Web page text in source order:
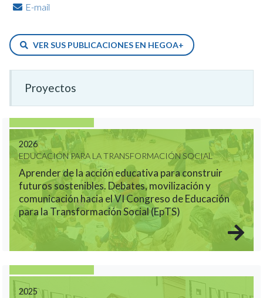
E-mail
VER SUS PUBLICACIONES EN HEGOA+
Proyectos
2026
EDUCACIÓN PARA LA TRANSFORMACIÓN SOCIAL
Aprender de la acción educativa para construir
futuros sostenibles. Debates, movilización y
comunicación hacia el VI Congreso de Educación
para la Transformación Social (EpTS)
2025